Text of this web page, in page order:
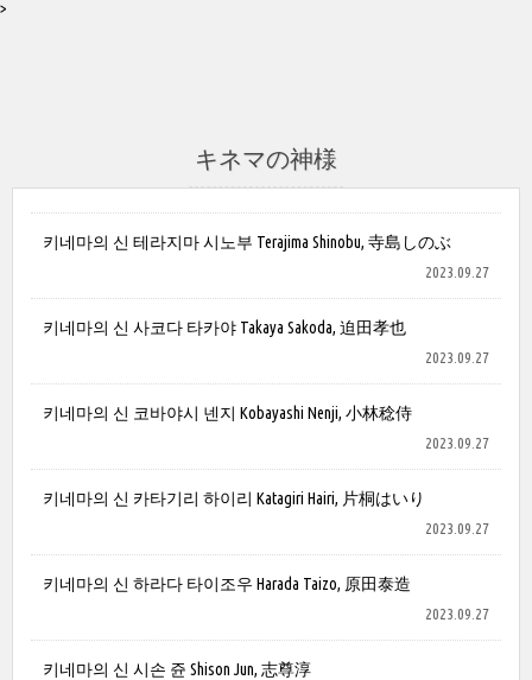
>
キネマの神様
키네마의 신 테라지마 시노부 Terajima Shinobu, 寺島しのぶ
2023.09.27
키네마의 신 사코다 타카야 Takaya Sakoda, 迫田孝也
2023.09.27
키네마의 신 코바야시 넨지 Kobayashi Nenji, 小林稔侍
2023.09.27
키네마의 신 카타기리 하이리 Katagiri Hairi, 片桐はいり
2023.09.27
키네마의 신 하라다 타이조우 Harada Taizo, 原田泰造
2023.09.27
키네마의 신 시손 쥰 Shison Jun, 志尊淳